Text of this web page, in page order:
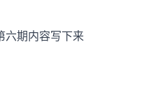
六期内容写下来